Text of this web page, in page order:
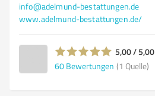
info@adelmund-bestattungen.de
www.adelmund-bestattungen.de/
5,00 / 5,00
60 Bewertungen (1 Quelle)